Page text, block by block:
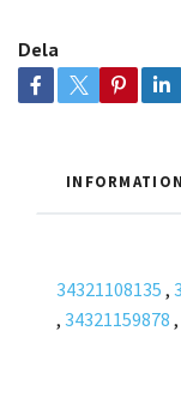
Dela
INFORMATION
34321108135 ,
, 34321159878 ,